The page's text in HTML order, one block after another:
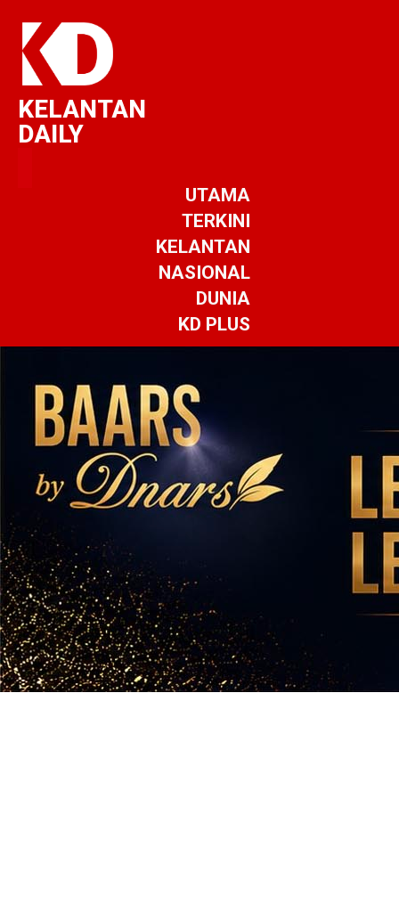
KELANTAN
DAILY
UTAMA
TERKINI
KELANTAN
NASIONAL
DUNIA
KD PLUS